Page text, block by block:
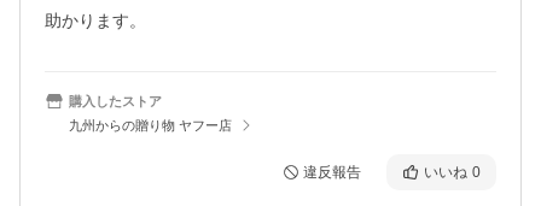
助かります。
購入したストア
九州からの贈り物 ヤフー店
違反報告 いいね 0